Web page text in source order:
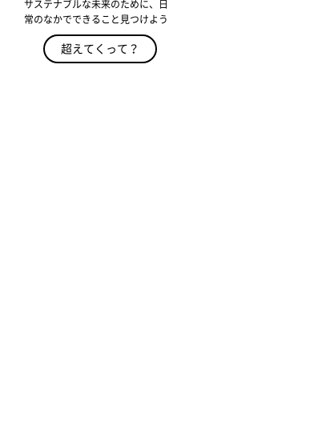
サステナブルな未来のために、日
常のなかでできること見つけよう
超えてくって？